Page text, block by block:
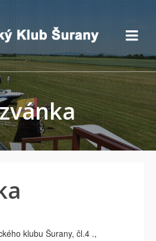
klubu Šurany, čl.4 .,